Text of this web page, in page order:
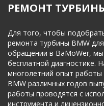
РЕМОНТ ТУРБИНЫ
Для того, чтобы
ремонта турбины BMW
обращении в BaMoWer, мы
бесплатной диагностике.
многолетний опыт работы
BMW различных годов
работы проводятся с
инструмента и